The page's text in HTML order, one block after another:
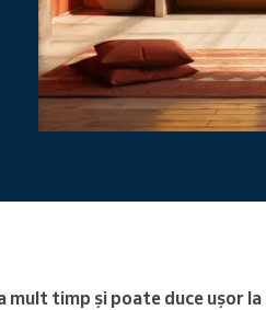
timp și poate duce ușor la